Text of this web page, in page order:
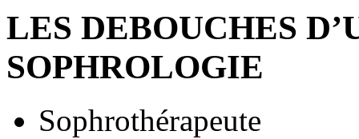
LES DEBOUCHES
SOPHROLOGIE
Sophrothérapeute